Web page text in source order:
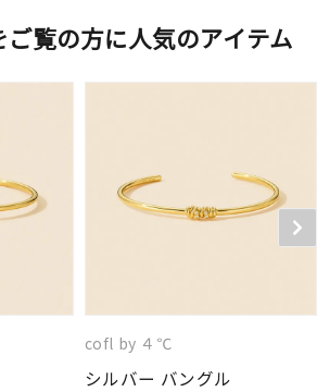
ご覧の方に人気のアイテム
cofl by ４℃
シルバー バングル